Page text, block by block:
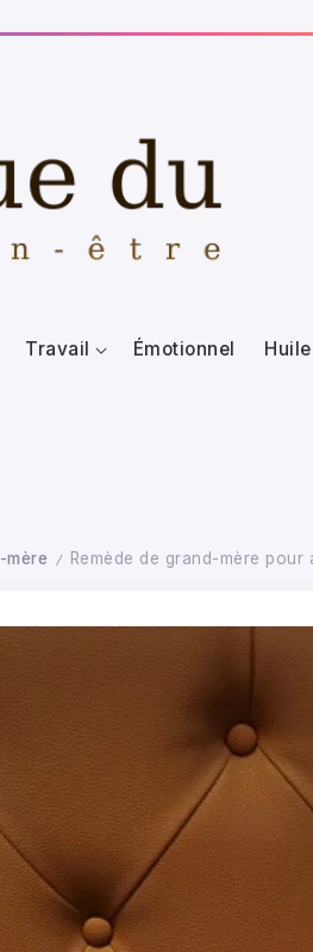
Travail Émotionnel
mère / Remède de grand-mère